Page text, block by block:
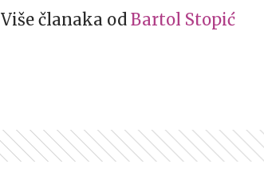
Više članaka od Bartol Stopić